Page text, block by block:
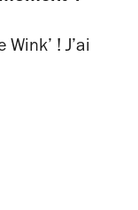
! J’ai